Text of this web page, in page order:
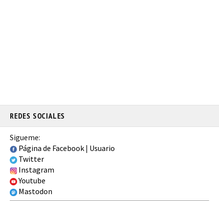
REDES SOCIALES
Sigueme:
Página de Facebook | Usuario
Twitter
Instagram
Youtube
Mastodon